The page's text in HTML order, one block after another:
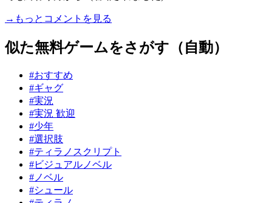
→もっとコメントを見る
似た無料ゲームをさがす（自動）
#おすすめ
#ギャグ
#実況
#実況 歓迎
#少年
#選択肢
#ティラノスクリプト
#ビジュアルノベル
#ノベル
#シュール